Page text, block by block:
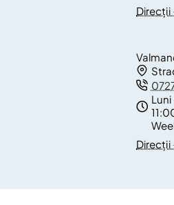
Direcții
Luni
Direcții